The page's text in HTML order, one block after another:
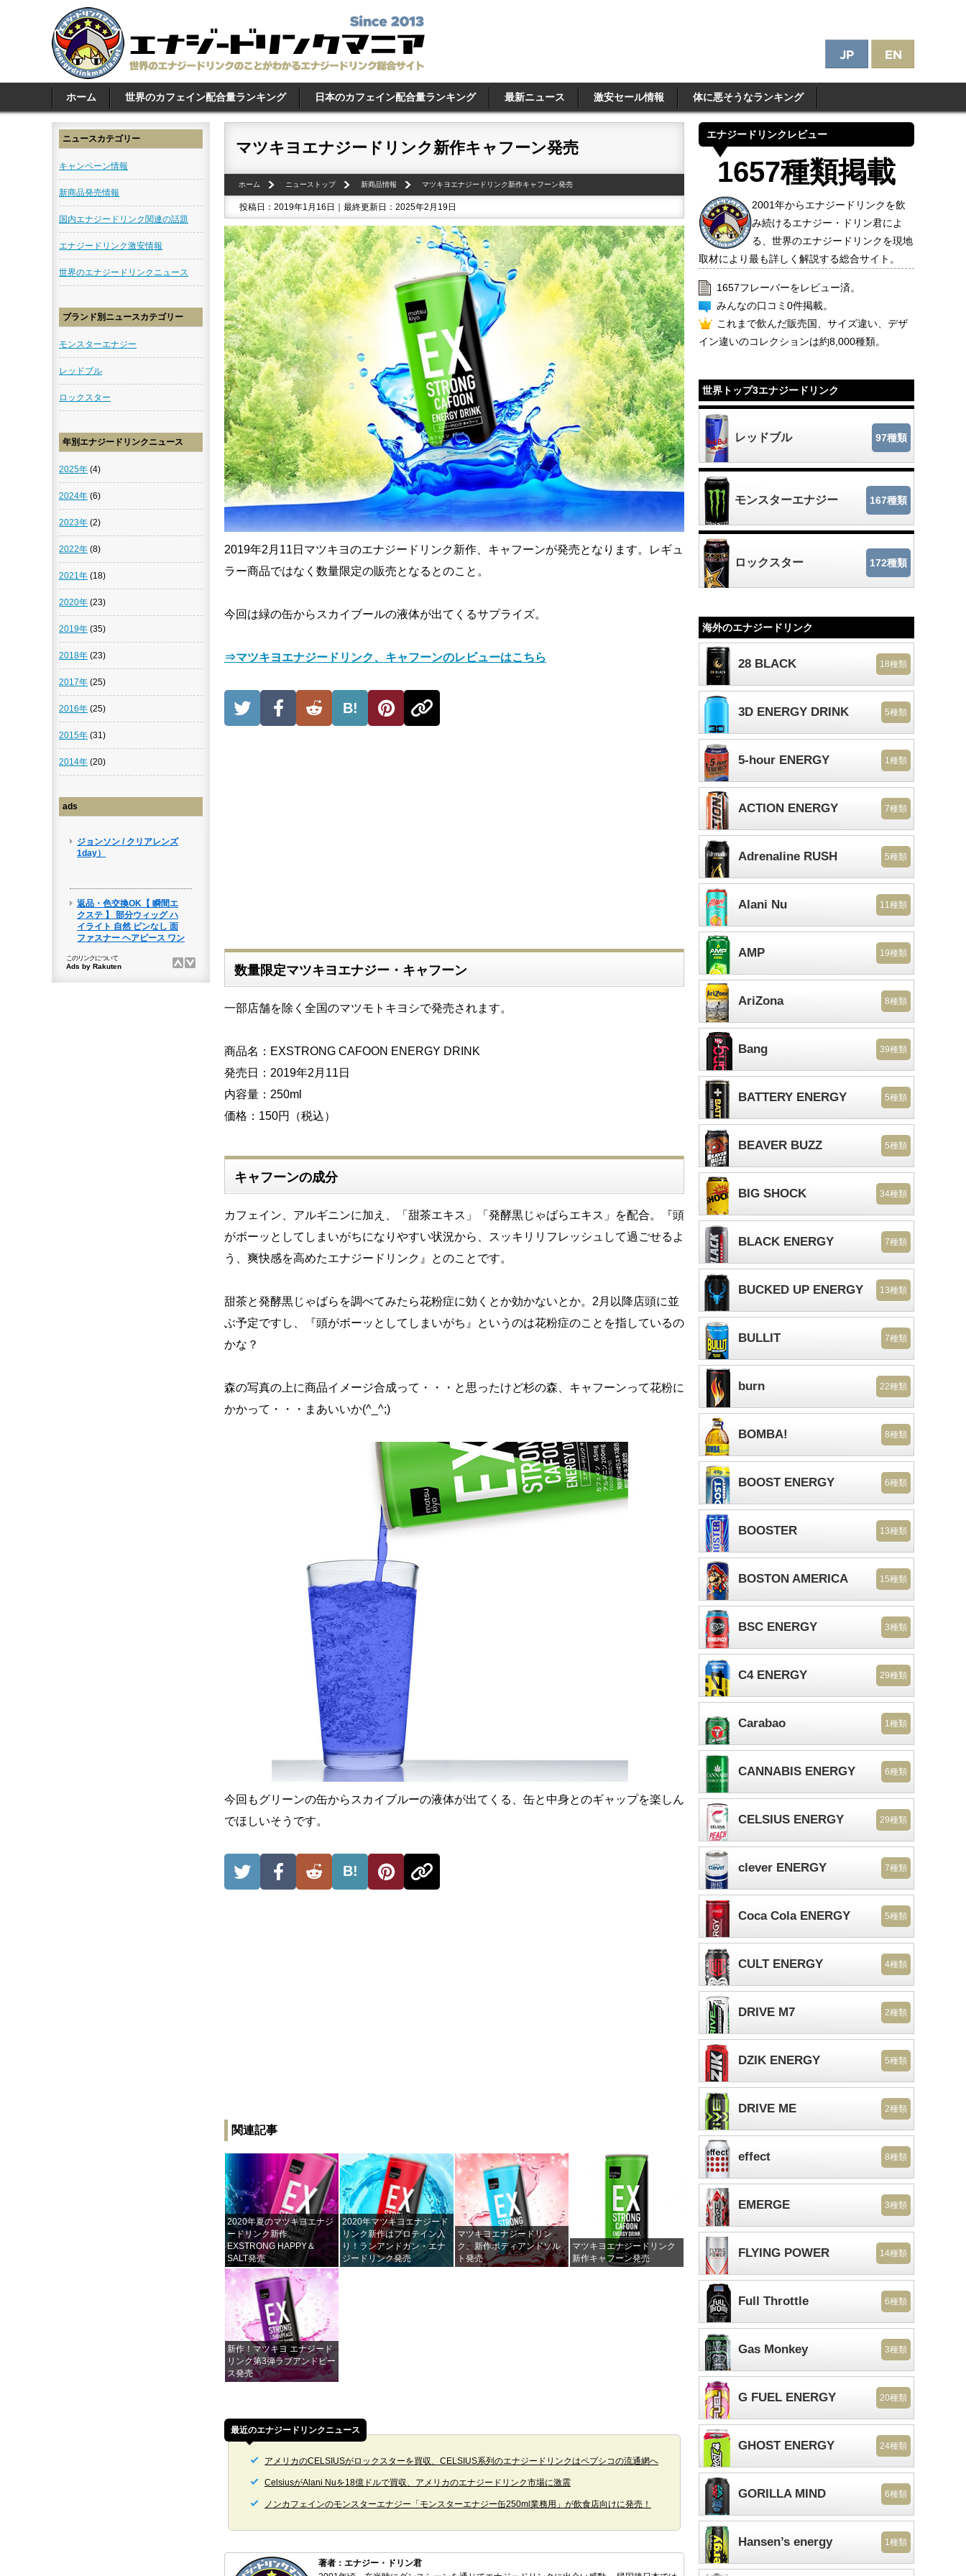
ホーム 世界のカフェイン配合量ランキング 日本のカフェイン配合量ランキング 最新ニュース 激安セール情報 体に悪そうなランキング
マツキヨエナジードリンク新作キャフーン発売
ホーム ニューストップ 新商品情報 マツキヨエナジードリンク新作キャフーン発売
投稿日：2019年1月16日｜最終更新日：2025年2月19日
2019年2月11日マツキヨのエナジードリンク新作、キャフーンが発売となります。レギュ
ラー商品ではなく数量限定の販売となるとのこと。
今回は緑の缶からスカイブールの液体が出てくるサプライズ。
⇒マツキヨエナジードリンク、キャフーンのレビューはこちら
B!
数量限定マツキヨエナジー・キャフーン
一部店舗を除く全国のマツモトキヨシで発売されます。
商品名：EXSTRONG CAFOON ENERGY DRINK
発売日：2019年2月11日
内容量：250ml
価格：150円（税込）
キャフーンの成分
カフェイン、アルギニンに加え、「甜茶エキス」「発酵黒じゃばらエキス」を配合。『頭
がボーッとしてしまいがちになりやすい状況から、スッキリリフレッシュして過ごせるよ
う、爽快感を高めたエナジードリンク』とのことです。
甜茶と発酵黒じゃばらを調べてみたら花粉症に効くとか効かないとか。2月以降店頭に並
ぶ予定ですし、『頭がボーッとしてしまいがち』というのは花粉症のことを指しているの
かな？
森の写真の上に商品イメージ合成って・・・と思ったけど杉の森、キャフーンって花粉に
かかって・・・まあいいか(^_^;)
今回もグリーンの缶からスカイブルーの液体が出てくる、缶と中身とのギャップを楽しん
でほしいそうです。
B!
関連記事
2020年夏のマツキヨエナジ
ードリンク新作、
EXSTRONG HAPPY＆
SALT発売
2020年マツキヨエナジード
リンク新作はプロテイン入
り！ランアンドガン・エナ
ジードリンク発売
マツキヨエナジードリン
ク、新作ボディアンドソル
ト発売
マツキヨエナジードリンク
新作キャフーン発売
新作！マツキヨ エナジード
リンク第3弾ラブアンドピー
ス発売
最近のエナジードリンクニュース
アメリカのCELSIUSがロックスターを買収、CELSIUS系列のエナジードリンクはペプシコの流通網へ
CelsiusがAlani Nuを18億ドルで買収、アメリカのエナジードリンク市場に激震
ノンカフェインのモンスターエナジー「モンスターエナジー缶250ml業務用」が飲食店向けに発売！
著者：エナジー・ドリン君
ニュースカテゴリー
キャンペーン情報
新商品発売情報
国内エナジードリンク関連の話題
エナジードリンク激安情報
世界のエナジードリンクニュース
ブランド別ニュースカテゴリー
モンスターエナジー
レッドブル
ロックスター
年別エナジードリンクニュース
2025年 (4)
2024年 (6)
2023年 (2)
2022年 (8)
2021年 (18)
2020年 (23)
2019年 (35)
2018年 (23)
2017年 (25)
2016年 (25)
2015年 (31)
2014年 (20)
ads
エナジードリンクレビュー
1657種類掲載
2001年からエナジードリンクを飲
み続けるエナジー・ドリン君によ
る、世界のエナジードリンクを現地
取材により最も詳しく解説する総合サイト。
1657フレーバーをレビュー済。
みんなの口コミ0件掲載。
これまで飲んだ販売国、サイズ違い、デザ
イン違いのコレクションは約8,000種類。
世界トップ3エナジードリンク
レッドブル 97種類
モンスターエナジー 167種類
ロックスター 172種類
海外のエナジードリンク
28 BLACK 18種類
3D ENERGY DRINK 5種類
5-hour ENERGY 1種類
ACTION ENERGY 7種類
Adrenaline RUSH 5種類
Alani Nu 11種類
AMP 19種類
AriZona 8種類
Bang 39種類
BATTERY ENERGY 5種類
BEAVER BUZZ 5種類
BIG SHOCK 34種類
BLACK ENERGY 7種類
BUCKED UP ENERGY 13種類
BULLIT 7種類
burn 22種類
BOMBA! 8種類
BOOST ENERGY 6種類
BOOSTER 13種類
BOSTON AMERICA 15種類
BSC ENERGY 3種類
C4 ENERGY 29種類
Carabao 1種類
CANNABIS ENERGY 6種類
CELSIUS ENERGY 29種類
clever ENERGY 7種類
Coca Cola ENERGY 5種類
CULT ENERGY 4種類
DRIVE M7 2種類
DZIK ENERGY 5種類
DRIVE ME 2種類
effect 8種類
EMERGE 3種類
FLYING POWER 14種類
Full Throttle 6種類
Gas Monkey 3種類
G FUEL ENERGY 20種類
GHOST ENERGY 24種類
GORILLA MIND 6種類
Hansen’s energy 1種類